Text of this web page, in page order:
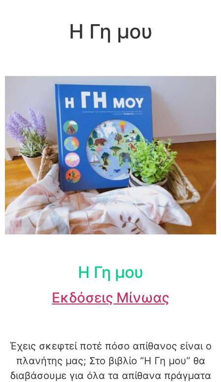
Η Γη μου
Η Γη μου
Εκδόσεις Μίνωας
Έχεις σκεφτεί ποτέ πόσο απίθανος είναι ο
πλανήτης μας; Στο βιβλίο “Η Γη μου” θα
διαβάσουμε για όλα τα απίθανα πράγματα